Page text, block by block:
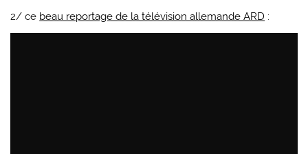
2/ ce beau reportage de la télévision allemande ARD :